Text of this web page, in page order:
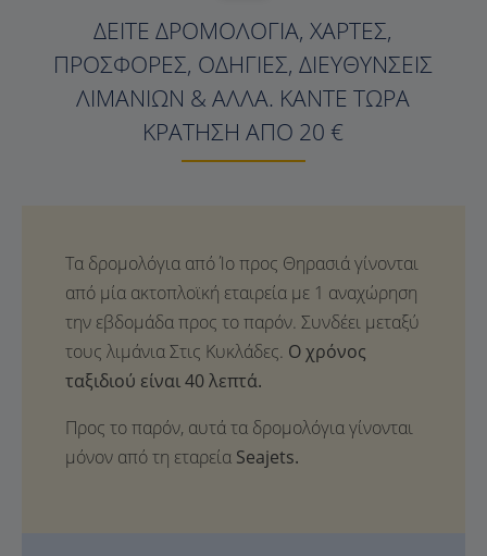
ΔΕΊΤΕ ΔΡΟΜΟΛΌΓΙΑ, ΧΆΡΤΕΣ,
ΠΡΟΣΦΟΡΈΣ, ΟΔΗΓΊΕΣ, ΔΙΕΥΘΎΝΣΕΙΣ
ΛΙΜΑΝΙΏΝ & ΆΛΛΑ. ΚΆΝΤΕ ΤΏΡΑ
ΚΡΆΤΗΣΗ ΑΠΌ 20 €
Ο χρόνος
ταξιδιού είναι 40 λεπτά.
Προς το παρόν, αυτά τα δρομολόγια γίνονται
μόνον από τη εταρεία Seajets.